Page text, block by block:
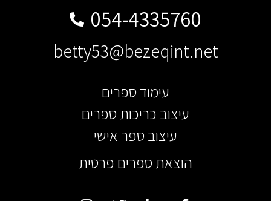
054-4335760
betty53@bezeqint.net
עימוד ספרים
עיצוב כריכות ספרים
עיצוב ספר אישי
הוצאת ספרים פרטית